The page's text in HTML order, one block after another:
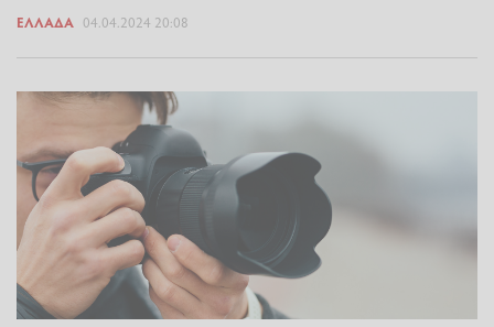
ΕΛΛΆΔΑ 04.04.2024 20:08